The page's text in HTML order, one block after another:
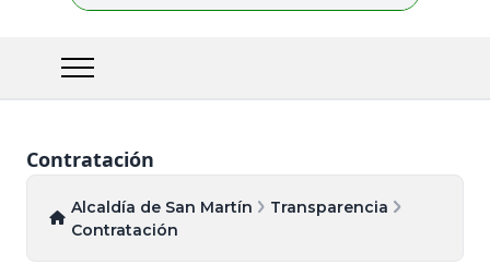
Contratación
Alcaldía de San Martín
Transparencia
Contratación